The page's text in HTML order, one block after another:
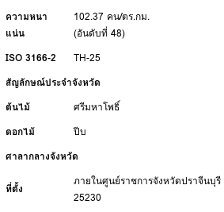
ความหนา
แน่น
102.37 คน/ตร.กม.
(อันดับที่ 48)
ISO 3166-2
TH-25
สัญลักษณ์ประจำจังหวัด
ต้นไม้
ศรีมหาโพธิ์
ดอกไม้
ปีบ
ศาลากลางจังหวัด
ที่ตั้ง
ภายในศูนย์ราชการจังหวัดปราจีนบุ
25230